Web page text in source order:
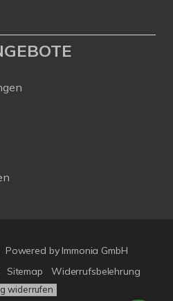
Powered by Immonia GmbH
Sitemap Widerrufsbelehrung
widerrufen